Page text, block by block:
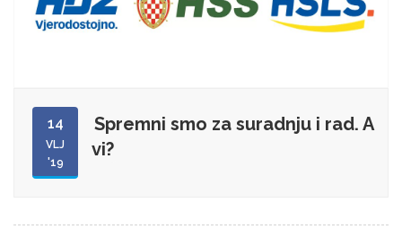
14
VLJ
'19
Spremni smo za suradnju i rad. A
vi?